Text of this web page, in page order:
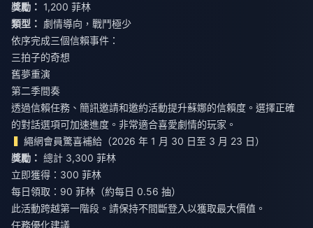
獎勵： 1,200 菲林
類型： 劇情導向，戰鬥極少
依序完成三個信賴事件：
三拍子的奇想
舊夢重演
第二季間奏
透過信賴任務、簡訊邀請和邀約活動提升蘇娜的信賴度。選擇正確
的對話選項可加速進度。非常適合喜愛劇情的玩家。
繩網會員驚喜補給（2026 年 1 月 30 日至 3 月 23 日）
獎勵： 總計 3,300 菲林
立即獲得：300 菲林
每日領取：90 菲林（約每日 0.56 抽）
此活動跨越第一階段。請保持不間斷登入以獲取最大價值。
任務優化建議